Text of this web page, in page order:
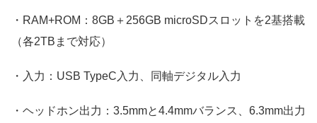
・RAM+ROM：8GB＋256GB microSDスロットを2基搭載
（各2TBまで対応）
・入力：USB TypeC入力、同軸デジタル入力
・ヘッドホン出力：3.5mmと4.4mmバランス、6.3mm出力